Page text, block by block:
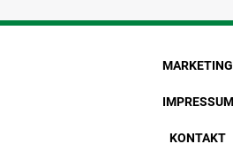
MARKETING
IMPRESSUM
KONTAKT